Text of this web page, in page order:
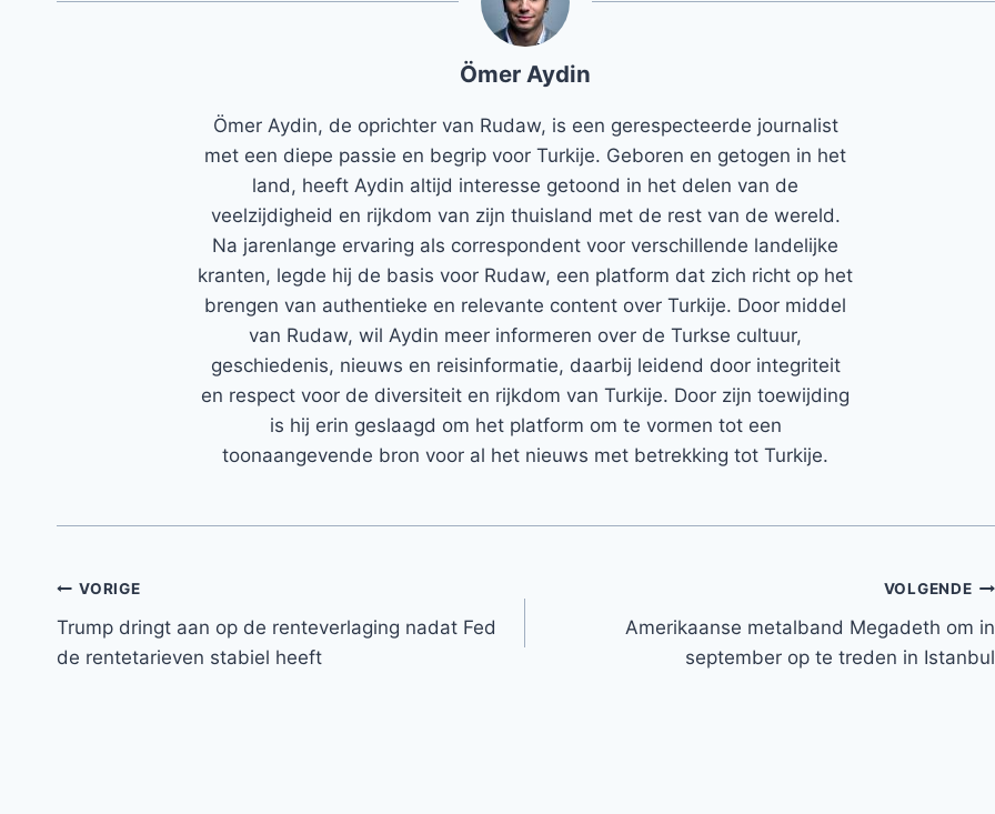
Ömer Aydin
Ömer Aydin, de oprichter van Rudaw, is een gerespecteerde journalist
met een diepe passie en begrip voor Turkije. Geboren en getogen in het
land, heeft Aydin altijd interesse getoond in het delen van de
veelzijdigheid en rijkdom van zijn thuisland met de rest van de wereld.
Na jarenlange ervaring als correspondent voor verschillende landelijke
kranten, legde hij de basis voor Rudaw, een platform dat zich richt op het
brengen van authentieke en relevante content over Turkije. Door middel
van Rudaw, wil Aydin meer informeren over de Turkse cultuur,
geschiedenis, nieuws en reisinformatie, daarbij leidend door integriteit
en respect voor de diversiteit en rijkdom van Turkije. Door zijn toewijding
is hij erin geslaagd om het platform om te vormen tot een
toonaangevende bron voor al het nieuws met betrekking tot Turkije.
Bericht
navigatie
VORIGE
Trump dringt aan op de renteverlaging nadat Fed
de rentetarieven stabiel heeft
VOLGENDE
Amerikaanse metalband Megadeth om in
september op te treden in Istanbul